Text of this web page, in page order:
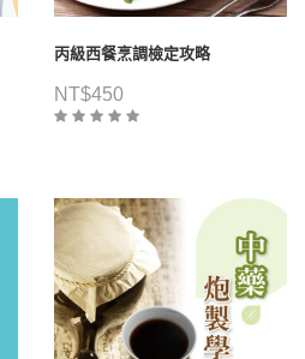
丙級西餐烹調檢定攻略
NT$450